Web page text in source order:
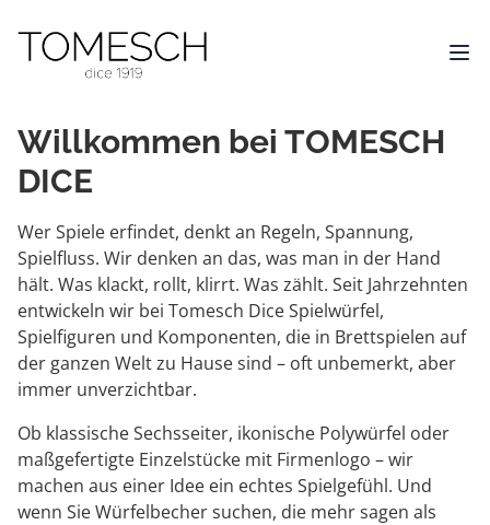
Willkommen bei TOMESCH
DICE
Wer Spiele erfindet, denkt an Regeln, Spannung,
Spielfluss. Wir denken an das, was man in der Hand
hält. Was klackt, rollt, klirrt. Was zählt. Seit Jahrzehnten
entwickeln wir bei Tomesch Dice Spielwürfel,
Spielfiguren und Komponenten, die in Brettspielen auf
der ganzen Welt zu Hause sind – oft unbemerkt, aber
immer unverzichtbar.
Ob klassische Sechsseiter, ikonische Polywürfel oder
maßgefertigte Einzelstücke mit Firmenlogo – wir
machen aus einer Idee ein echtes Spielgefühl. Und
wenn Sie Würfelbecher suchen, die mehr sagen als